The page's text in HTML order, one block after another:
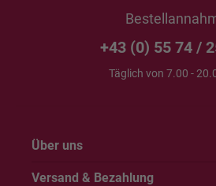
+43 (0) 55 74 /
Täglich von 7.00 -
Über uns
Versand & Bezahlung